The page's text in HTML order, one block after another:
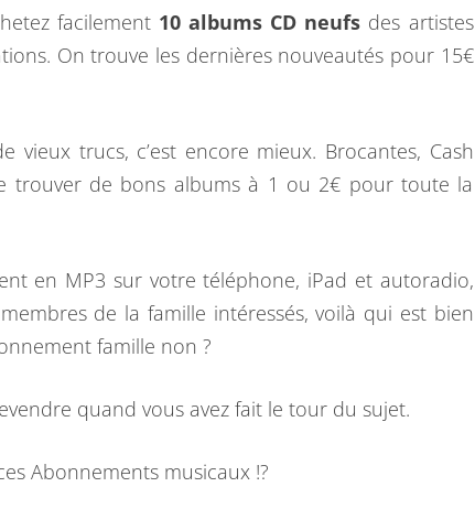
N
M
C
I
facilement10 albums CD neufs des artistes
On trouve les dernières nouveautés pour 15€
vieux trucs, c’est encore mieux. Brocantes, Cash
trouver de bons albums à 1 ou 2€ pour toute la
en MP3 sur votre téléphone, iPad et autoradio,
de la famille intéressés, voilà qui est bien
famille non ?
quand vous avez fait le tour du sujet.
Abonnements musicaux !?